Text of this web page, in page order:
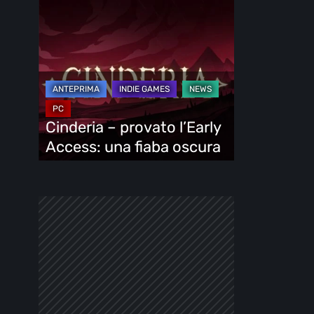
l’Early
Access:
una
fiaba
oscura
Cinderia – provato l’Early
Access: una fiaba oscura